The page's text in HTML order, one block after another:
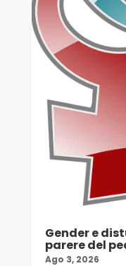
Gender e
parere del
Ago 3, 2026